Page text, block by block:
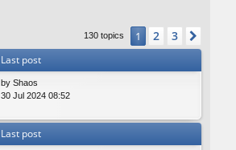
130 topics 1 2 3
Last post
by Shaos
30 Jul 2024 08:52
Last post